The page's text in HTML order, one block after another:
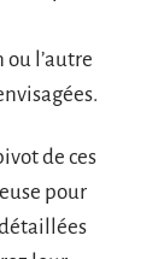
ou l’autre
de ces
pour